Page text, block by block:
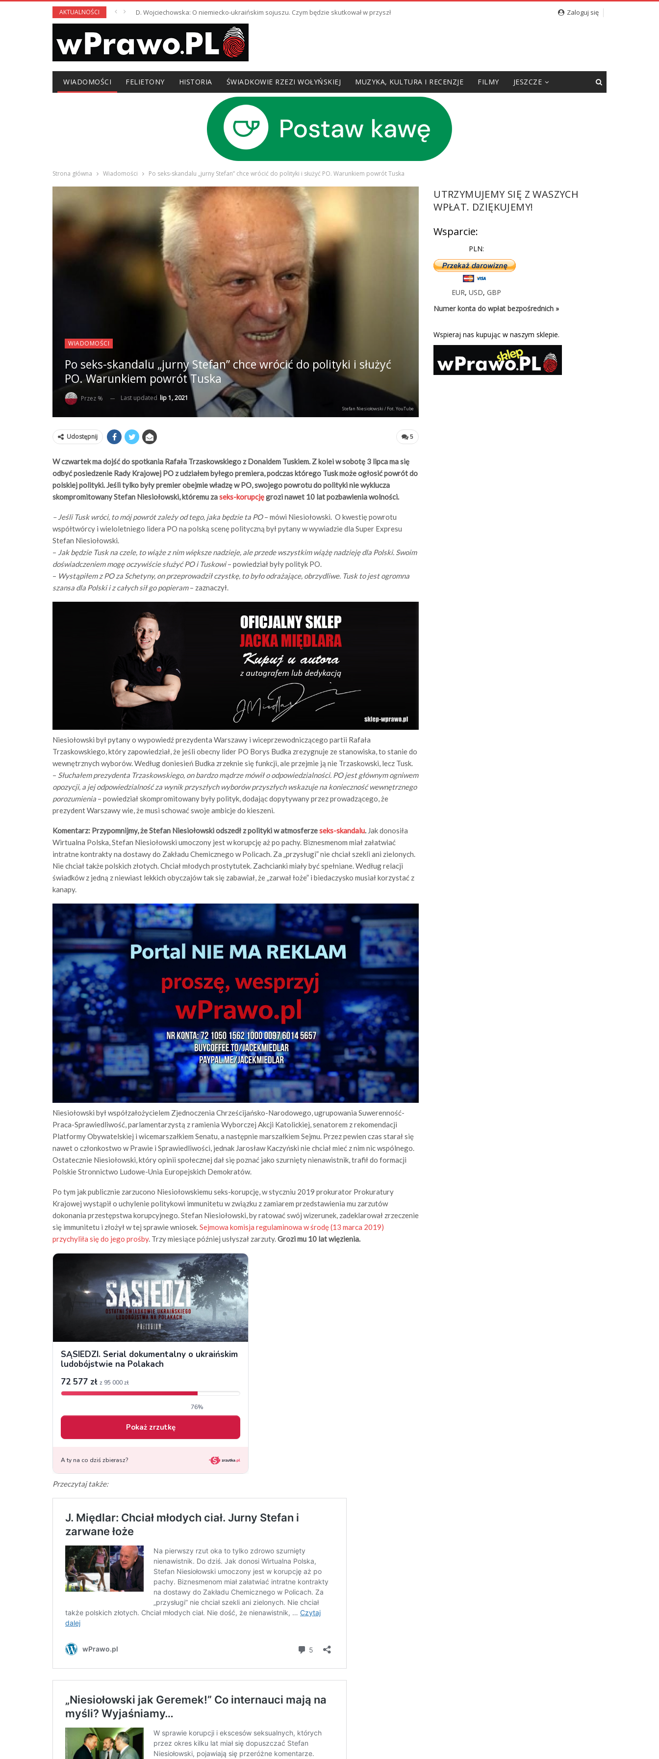
AKTUALNOŚCI D. Wojciechowska: O niemiecko-ukraińskim sojuszu. Czym będzie skutkował w przyszłości? Zaloguj się
WIADOMOŚCI FELIETONY HISTORIA ŚWIADKOWIE RZEZI WOŁYŃSKIEJ MUZYKA, KULTURA I RECENZJE FILMY JESZCZE
Strona główna Wiadomości Po seks-skandalu „jurny Stefan” chce wrócić do polityki i służyć PO. Warunkiem powrót Tuska
WIADOMOŚCI
Po seks-skandalu „jurny Stefan” chce wrócić do polityki i służyć
PO. Warunkiem powrót Tuska
Przez % Last updated lip 1, 2021
Stefan Niesiołowski / Fot. YouTube
5
Udostępnij
W czwartek ma dojść do spotkania Rafała Trzaskowskiego z Donaldem Tuskiem. Z kolei w sobotę 3 lipca ma się
odbyć posiedzenie Rady Krajowej PO z udziałem byłego premiera, podczas którego Tusk może ogłosić powrót do
polskiej polityki. Jeśli tylko były premier obejmie władzę w PO, swojego powrotu do polityki nie wyklucza
skompromitowany Stefan Niesiołowski, któremu zaseks-korupcjęgrozi nawet 10 lat pozbawienia wolności.
– Jeśli Tusk wróci, to mój powrót zależy od tego, jaka będzie ta PO– mówi Niesiołowski. O kwestię powrotu
współtwórcy i wieloletniego lidera PO na polską scenę polityczną był pytany w wywiadzie dla Super Expresu
Stefan Niesiołowski.
– Jak będzie Tusk na czele, to wiąże z nim większe nadzieje, ale przede wszystkim wiążę nadzieję dla Polski. Swoim
doświadczeniem mogę oczywiście służyć PO i Tuskowi– powiedział były polityk PO.
– Wystąpiłem z PO za Schetyny, on przeprowadził czystkę, to było odrażające, obrzydliwe. Tusk to jest ogromna
szansa dla Polski i z całych sił go popieram– zaznaczył.
Niesiołowski był pytany o wypowiedź prezydenta Warszawy i wiceprzewodniczącego partii Rafała
Trzaskowskiego, który zapowiedział, że jeśli obecny lider PO Borys Budka zrezygnuje ze stanowiska, to stanie do
wewnętrznych wyborów. Według doniesień Budka zrzeknie się funkcji, ale przejmie ją nie Trzaskowski, lecz Tusk.
– Słuchałem prezydenta Trzaskowskiego, on bardzo mądrze mówił o odpowiedzialności. PO jest głównym ogniwem
opozycji, a jej odpowiedzialność za wynik przyszłych wyborów przyszłych wskazuje na konieczność wewnętrznego
porozumienia – powiedział skompromitowany były polityk, dodając dopytywany przez prowadzącego, że
prezydent Warszawy wie, że musi schować swoje ambicje do kieszeni.
Komentarz: Przypomnijmy, że Stefan Niesiołowski odszedł z polityki w atmosferzeseks-skandalu. Jak donosiła
Wirtualna Polska, Stefan Niesiołowski umoczony jest w korupcję aż po pachy. Biznesmenom miał załatwiać
intratne kontrakty na dostawy do Zakładu Chemicznego w Policach. Za „przysługi” nie chciał szekli ani zielonych.
Nie chciał także polskich złotych. Chciał młodych prostytutek. Zachcianki miały być spełniane. Według relacji
świadków z jedną z niewiast lekkich obyczajów tak się zabawiał, że „zarwał łoże” i biedaczysko musiał korzystać z
kanapy.
Niesiołowski był współzałożycielem Zjednoczenia Chrześcijańsko-Narodowego, ugrupowania Suwerenność-
Praca-Sprawiedliwość, parlamentarzystą z ramienia Wyborczej Akcji Katolickiej, senatorem z rekomendacji
Platformy Obywatelskiej i wicemarszałkiem Senatu, a następnie marszałkiem Sejmu. Przez pewien czas starał się
nawet o członkostwo w Prawie i Sprawiedliwości, jednak Jarosław Kaczyński nie chciał mieć z nim nic wspólnego.
Ostatecznie Niesiołowski, który opinii społecznej dał się poznać jako szurnięty nienawistnik, trafił do formacji
Polskie Stronnictwo Ludowe-Unia Europejskich Demokratów.
Po tym jak publicznie zarzucono Niesiołowskiemu seks-korupcję, w styczniu 2019 prokurator Prokuratury
Krajowej wystąpił o uchylenie politykowi immunitetu w związku z zamiarem przedstawienia mu zarzutów
dokonania przestępstwa korupcyjnego. Stefan Niesiołowski, by ratować swój wizerunek, zadeklarował zrzeczenie
się immunitetu i złożył w tej sprawie wniosek.Sejmowa komisja regulaminowa w środę (13 marca 2019)
przychyliła się do jego prośby. Trzy miesiące później usłyszał zarzuty.Grozi mu 10 lat więzienia.
Przeczytaj także:
UTRZYMUJEMY SIĘ Z WASZYCH
WPŁAT. DZIĘKUJEMY!
Wsparcie:
PLN:
EUR,USD,GBP
Numer konta do wpłat bezpośrednich »
Wspieraj nas kupując w naszym sklepie.